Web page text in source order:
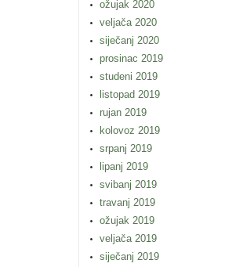
ožujak 2020
veljača 2020
siječanj 2020
prosinac 2019
studeni 2019
listopad 2019
rujan 2019
kolovoz 2019
srpanj 2019
lipanj 2019
svibanj 2019
travanj 2019
ožujak 2019
veljača 2019
siječanj 2019